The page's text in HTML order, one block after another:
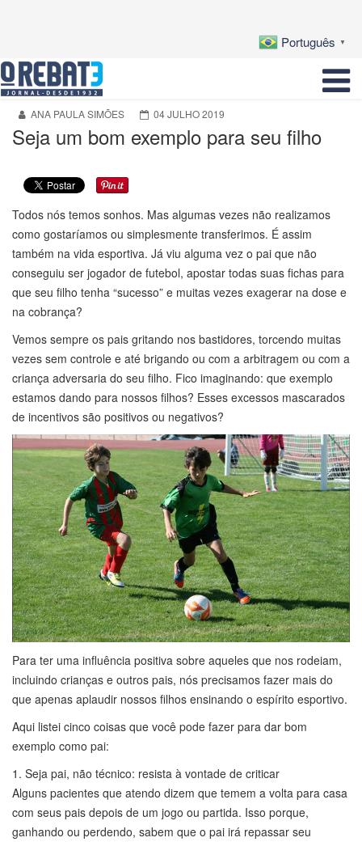
Português ▼
ANA PAULA SIMÕES 04 JULHO 2019
Seja um bom exemplo para seu filho
Todos nós temos sonhos. Mas algumas vezes não realizamos
como gostaríamos ou simplesmente transferimos. É assim
também na vida esportiva. Já viu alguma vez o pai que não
conseguiu ser jogador de futebol, apostar todas suas fichas para
que seu filho tenha “sucesso” e muitas vezes exagerar na dose e
na cobrança?
Vemos sempre os pais gritando nos bastidores, torcendo muitas
vezes sem controle e até brigando ou com a arbitragem ou com a
criança adversaria do seu filho. Fico imaginando: que exemplo
estamos dando para nossos filhos? Esses excessos mascarados
de incentivos são positivos ou negativos?
Para ter uma influência positiva sobre aqueles que nos rodeiam,
incluindo crianças e outros pais, nós precisamos fazer mais do
que apenas aplaudir nossos filhos ensinando o espírito esportivo.
Aqui listei cinco coisas que você pode fazer para dar bom
exemplo como pai:
1. Seja pai, não técnico: resista à vontade de criticar
Alguns pacientes que atendo dizem que temem a volta para casa
com seus pais depois de um jogo ou partida. Isso porque,
ganhando ou perdendo, sabem que o pai irá repassar seu